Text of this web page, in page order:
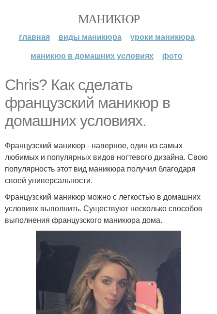
МАНИКЮР
главная виды маникюра
уроки маникюра
маникюр в домашних условиях
фото
Chris? Как сделать
французский маникюр в
домашних условиях.
Французский маникюр - наверное, один из самых
любимых и популярных видов ногтевого дизайна. Свою
популярность этот вид маникюра получил благодаря
своей универсальности.
Французский маникюр можно с легкостью в домашних
условиях выполнить. Существуют несколько способов
выполнения французского маникюра дома.